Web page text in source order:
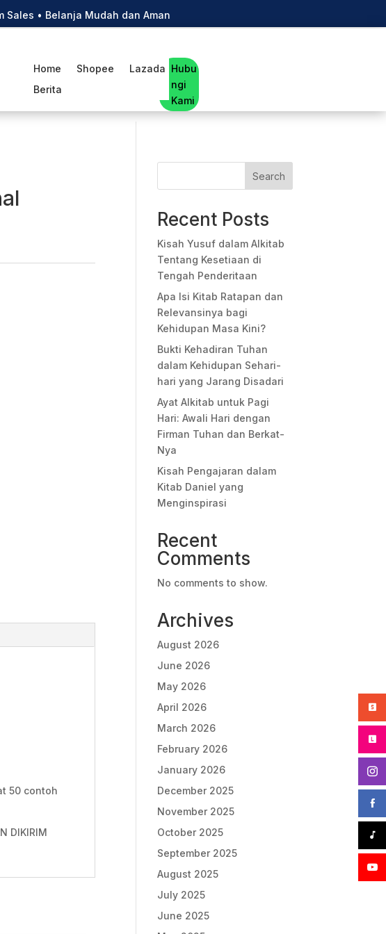
Sales • Belanja Mudah dan Aman
Home Shopee
Lazada
Berita
Hubu
ngi
Kami
50 contoh
DIKIRIM
Search
Recent Posts
Kisah Yusuf dalam Alkitab
Tentang Kesetiaan di
Tengah Penderitaan
Apa Isi Kitab Ratapan dan
Relevansinya bagi
Kehidupan Masa Kini?
Bukti Kehadiran Tuhan
dalam Kehidupan Sehari-
hari yang Jarang Disadari
Ayat Alkitab untuk Pagi
Hari: Awali Hari dengan
Firman Tuhan dan Berkat-
Nya
Kisah Pengajaran dalam
Kitab Daniel yang
Menginspirasi
Recent
Comments
No comments to show.
Archives
August 2026
June 2026
May 2026
April 2026
March 2026
February 2026
January 2026
December 2025
November 2025
October 2025
September 2025
August 2025
July 2025
June 2025